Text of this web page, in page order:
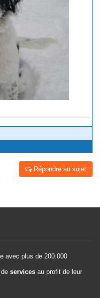
Répondre au sujet
avec plus de 200.000
services au profit de leur